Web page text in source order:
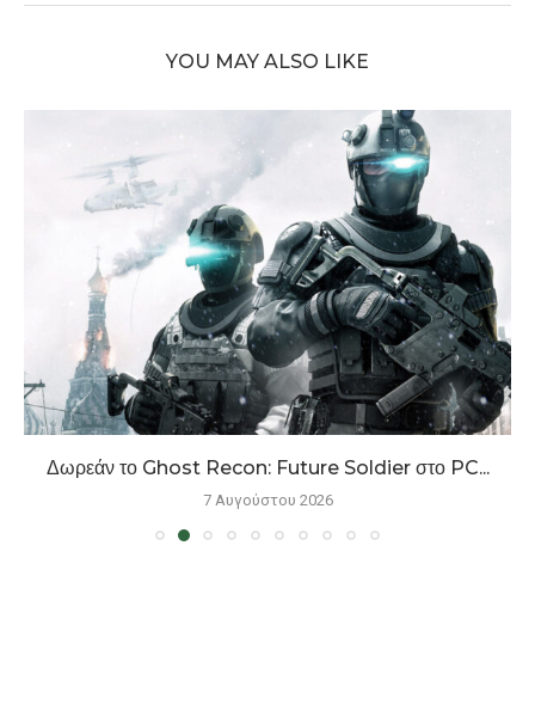
YOU MAY ALSO LIKE
Δωρεάν το Ghost Recon: Future Soldier στο PC...
7 Αυγούστου 2026